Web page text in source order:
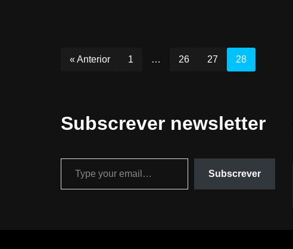
« Anterior 1 … 26 27 28
Subscrever newsletter
Subscrever